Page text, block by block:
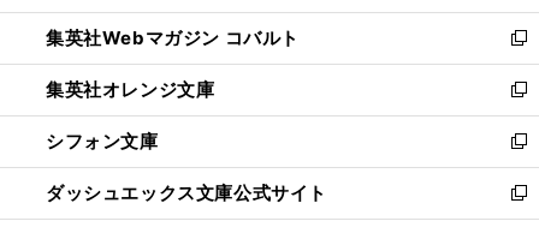
開
く
ウ
で
開
く
ン
ド
ウ
で
開
く
ウ
ィ
ン
ド
ウ
で
開
く
集英社Webマガジン コバルト
新
し
い
ウ
ィ
ン
ド
ウ
集英社オレンジ文庫
新
し
い
ウ
ィ
ン
シフォン文庫
新
し
い
ウ
ダッシュエックス文庫公式サイト
新
し